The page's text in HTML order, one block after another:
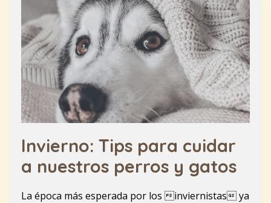
Invierno: Tips para cuidar
a nuestros perros y gatos
La época más esperada por los inviernistas ya